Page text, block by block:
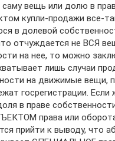
вещь или долю в
купли-продажи все-
в долевой
отчуждается не ВСЯ
на нее, то можно
лишь случаи
на движимые вещи,
госрегистрации. Если
в праве
права или
прийти к выводу, что